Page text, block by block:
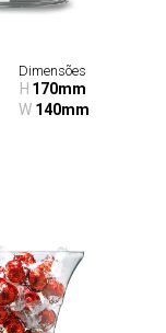
Dimensões
H 170mm
W 140mm